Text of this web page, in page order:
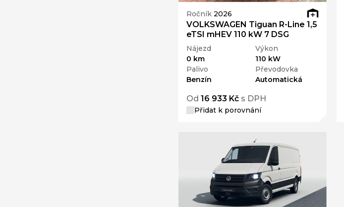
Ročník 2026
VOLKSWAGEN Tiguan R-Line 1,5
eTSI mHEV 110 kW 7 DSG
Nájezd
0 km
Výkon
110 kW
Palivo
Benzín
Převodovka
Automatická
Od 16 933 Kč s DPH
Přidat k porovnání